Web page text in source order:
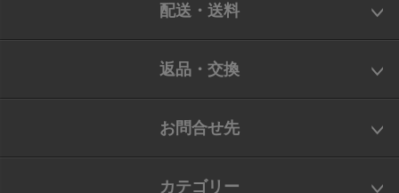
配送・送料
返品・交換
お問合せ先
カテゴリー